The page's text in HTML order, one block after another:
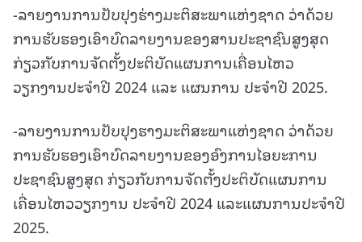
-ລາຍງານການປັບປຸງຮ່າງມະຕິສະພາແຫ່ງຊາດ ວ່າດ້ວຍ
ການຮັບຮອງເອົາບົດລາຍງານຂອງສານປະຊາຊົນສູງສຸດ
ກ່ຽວກັບການຈັດຕັ້ງປະຕິບັດແຜນການເຄື່ອນໄຫວ
ວຽກງານປະຈຳປີ 2024 ແລະ ແຜນການ ປະຈຳປີ 2025.
-ລາຍງານການປັບປຸງຮາງມະຕິສະພາແຫ່ງຊາດ ວ່າດ້ວຍ
ການຮັບຮອງເອົາບົດລາຍງານຂອງອົງການໄອຍະການ
ປະຊາຊົນສູງສຸດ ກ່ຽວກັບການຈັດຕັ້ງປະຕິບັດແຜນການ
ເຄື່ອນໄຫວວຽກງານ ປະຈຳປີ 2024 ແລະແຜນການປະຈຳປີ
2025.